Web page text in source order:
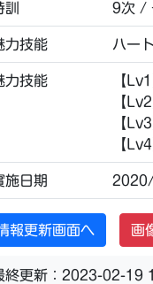
9次 /
力技能 ハー
力技能
【
【
【
【
施日期
報更新画面へ 画
終更新：2023-02-19